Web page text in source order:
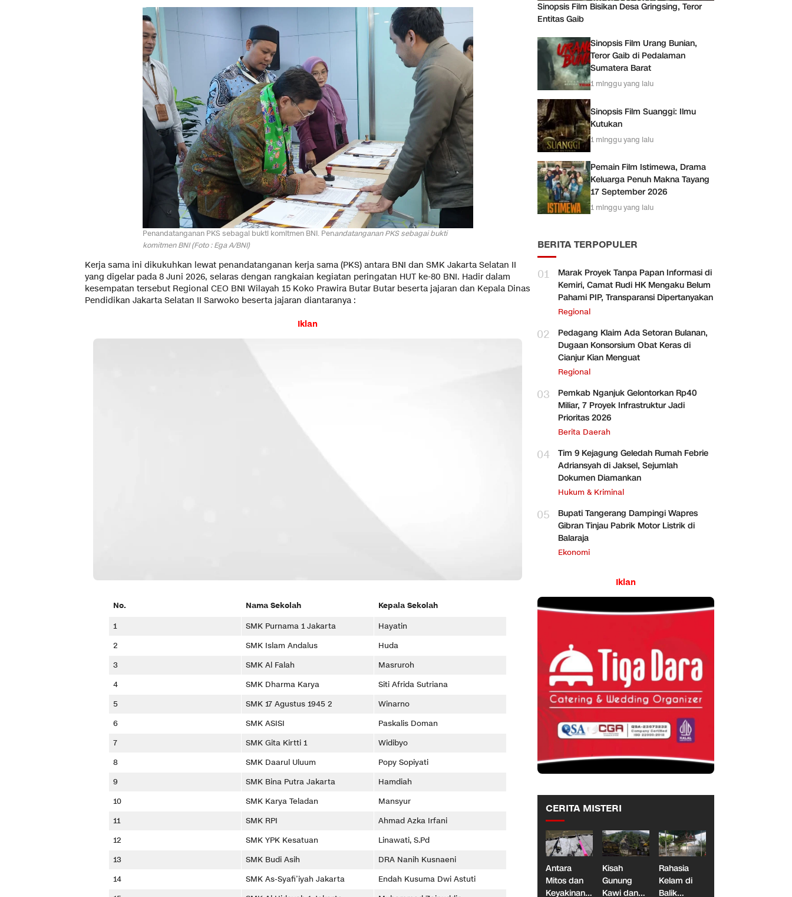
Penandatanganan PKS sebagai bukti komitmen BNI. Penandatanganan PKS sebagai bukti
komitmen BNI (Foto : Ega A/BNI)
Kerja sama ini dikukuhkan lewat penandatanganan kerja sama (PKS) antara BNI dan SMK Jakarta Selatan II
yang digelar pada 8 Juni 2026, selaras dengan rangkaian kegiatan peringatan HUT ke-80 BNI. Hadir dalam
kesempatan tersebut Regional CEO BNI Wilayah 15 Koko Prawira Butar Butar beserta jajaran dan Kepala Dinas
Pendidikan Jakarta Selatan II Sarwoko beserta jajaran diantaranya :
Iklan
No. Nama Sekolah
Kepala Sekolah
1
SMK Purnama 1 Jakarta
Hayatin
2
SMK Islam Andalus
Huda
3
SMK Al Falah
Masruroh
4
SMK Dharma Karya
Siti Afrida Sutriana
5
SMK 17 Agustus 1945 2
Winarno
6
SMK ASISI
Paskalis Doman
7
SMK Gita Kirtti 1
Widibyo
8
SMK Daarul Uluum
Popy Sopiyati
9
SMK Bina Putra Jakarta
Hamdiah
10
SMK Karya Teladan
Mansyur
11
SMK RPI
Ahmad Azka Irfani
12
SMK YPK Kesatuan
Linawati, S.Pd
13
SMK Budi Asih
DRA Nanih Kusnaeni
14
SMK As-Syafi’iyah Jakarta
Endah Kusuma Dwi Astuti
Sinopsis Film Bisikan Desa Gringsing, Teror
Entitas Gaib
Sinopsis Film Urang Bunian,
Teror Gaib di Pedalaman
Sumatera Barat
1 minggu yang lalu
Sinopsis Film Suanggi: Ilmu
Kutukan
1 minggu yang lalu
Pemain Film Istimewa, Drama
Keluarga Penuh Makna Tayang
17 September 2026
1 minggu yang lalu
BERITA TERPOPULER
01
Marak Proyek Tanpa Papan Informasi di
Kemiri, Camat Rudi HK Mengaku Belum
Pahami PIP, Transparansi Dipertanyakan
Regional
02
Pedagang Klaim Ada Setoran Bulanan,
Dugaan Konsorsium Obat Keras di
Cianjur Kian Menguat
Regional
03
Pemkab Nganjuk Gelontorkan Rp40
Miliar, 7 Proyek Infrastruktur Jadi
Prioritas 2026
Berita Daerah
04
Tim 9 Kejagung Geledah Rumah Febrie
Adriansyah di Jaksel, Sejumlah
Dokumen Diamankan
Hukum & Kriminal
05
Bupati Tangerang Dampingi Wapres
Gibran Tinjau Pabrik Motor Listrik di
Balaraja
Ekonomi
Iklan
CERITA MISTERI
Antara
Mitos dan
Keyakinan,
Kisah
Gunung
Kawi dan
Rahasia
Kelam di
Balik